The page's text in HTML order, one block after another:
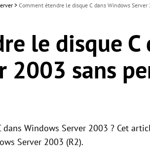
> Comment étendre le disque C dans Windows
le disque C
2003 sans
Windows Server 2003 ? Cet
Server 2003 (R2).